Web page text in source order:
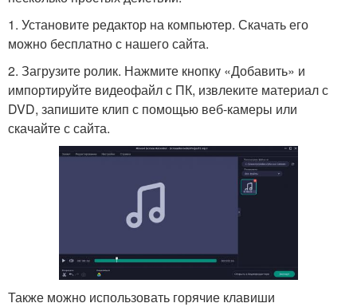
1. Установите редактор на компьютер. Скачать его
можно бесплатно с нашего сайта.
2. Загрузите ролик. Нажмите кнопку «Добавить» и
импортируйте видеофайл с ПК, извлеките материал с
DVD, запишите клип с помощью веб-камеры или
скачайте с сайта.
Также можно использовать горячие клавиши